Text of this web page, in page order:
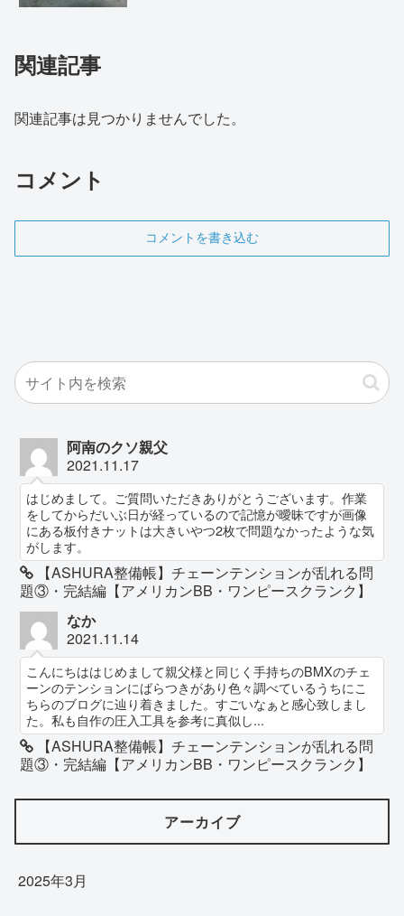
関連記事
関連記事は見つかりませんでした。
コメント
コメントを書き込む
阿南のクソ親父
2021.11.17
はじめまして。ご質問いただきありがとうございます。作業
をしてからだいぶ日が経っているので記憶が曖昧ですが画像
にある板付きナットは大きいやつ2枚で問題なかったような気
がします。
【ASHURA整備帳】チェーンテンションが乱れる問
題③・完結編【アメリカンBB・ワンピースクランク】
なか
2021.11.14
こんにちははじめまして親父様と同じく手持ちのBMXのチェ
ーンのテンションにばらつきがあり色々調べているうちにこ
ちらのブログに辿り着きました。すごいなぁと感心致しまし
た。私も自作の圧入工具を参考に真似し...
【ASHURA整備帳】チェーンテンションが乱れる問
題③・完結編【アメリカンBB・ワンピースクランク】
アーカイブ
2025年3月